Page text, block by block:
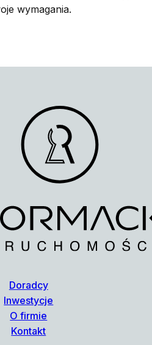
wymagania.
Doradcy
Inwestycje
O firmie
Kontakt